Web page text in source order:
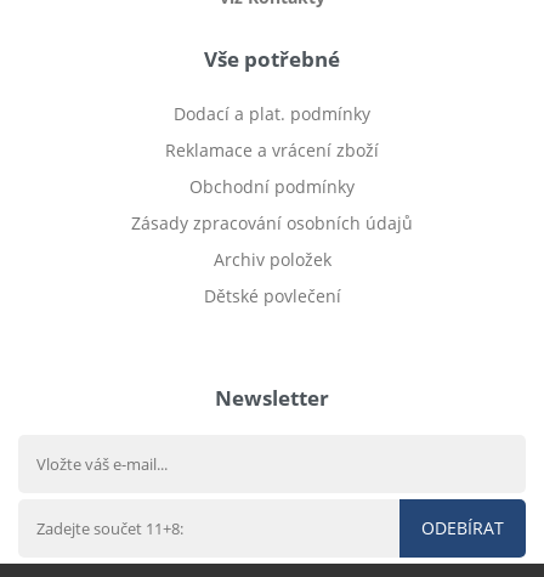
Vše potřebné
Dodací a plat. podmínky
Reklamace a vrácení zboží
Obchodní podmínky
Zásady zpracování osobních údajů
Archiv položek
Dětské povlečení
Newsletter
ODEBÍRAT